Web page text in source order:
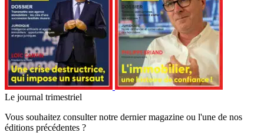
Le journal trimestriel
Vous souhaitez consulter notre dernier magazine ou l'une de nos
éditions précédentes ?